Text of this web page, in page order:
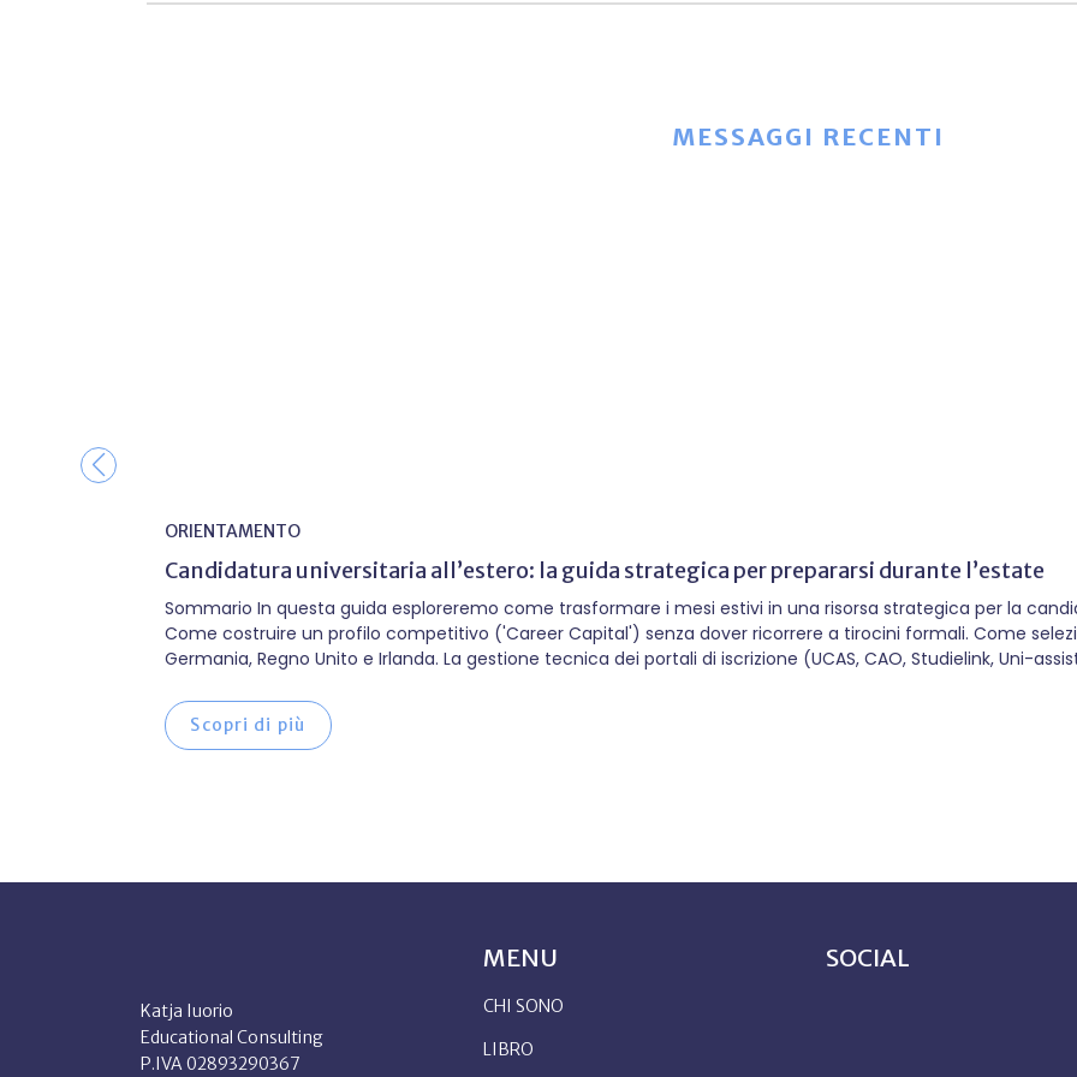
MESSAGGI RECENTI
ORIENTAMENTO
Candidatura universitaria all’estero: la guida strategica per prepararsi durante l’estate
Sommario In questa guida esploreremo come trasformare i mesi estivi in una risorsa strategica per la
Come costruire un profilo competitivo ('Career Capital') senza dover ricorrere a tirocini formali. Come
Germania, Regno Unito e Irlanda. La gestione tecnica dei portali di iscrizione (UCAS, CAO, Studielink, Uni-
scoperto troppo tardi tutte le scadenze per la candidatura universitaria all'estero". Durante l’estate, mentre
e l'idea di pensare all'università appare lontana. Poi arriva settembre: i...
Scopri di più
Katja Iuorio
Educational Consulting
P.IVA 02893290367
MENU
CHI SONO
LIBRO
SOCIAL